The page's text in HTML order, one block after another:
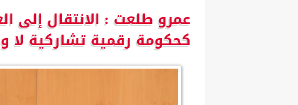
عمرو طلعت : الانتقال إلى
كحكومة رقمية تشاركية لا